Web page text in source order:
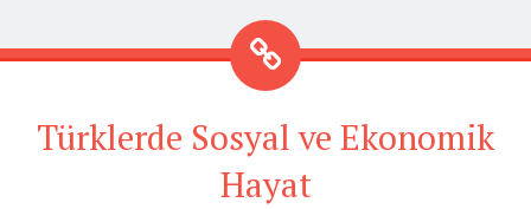
Türklerde Sosyal ve Ekonomik
Hayat